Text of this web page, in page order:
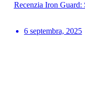
Recenzia Iron Guard:
6 septembra, 2025